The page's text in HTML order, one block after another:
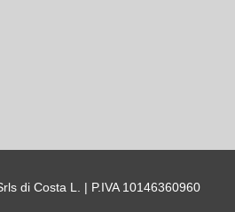
di Costa L. | P.IVA 10146360960